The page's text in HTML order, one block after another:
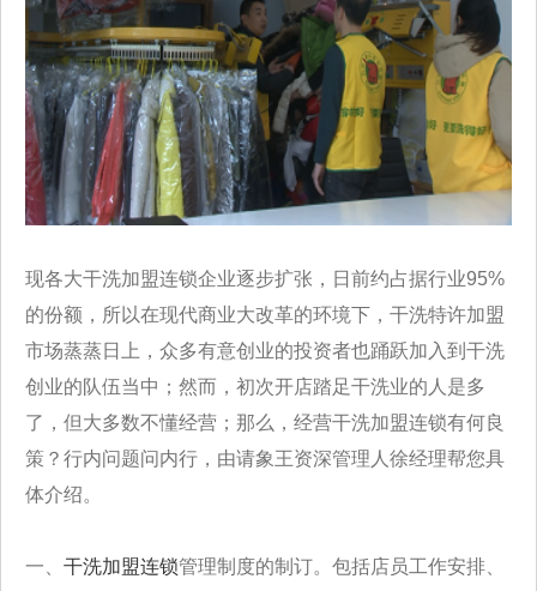
现各大干洗加盟连锁企业逐步扩张，日前约占据行业95%
的份额，所以在现代商业大改革的环境下，干洗特许加盟
市场蒸蒸日上，众多有意创业的投资者也踊跃加入到干洗
创业的队伍当中；然而，初次开店踏足干洗业的人是多
了，但大多数不懂经营；那么，经营干洗加盟连锁有何良
策？行内问题问内行，由请象王资深管理人徐经理帮您具
体介绍。
一、 干洗加盟连锁管理制度的制订。包括店员工作安排、